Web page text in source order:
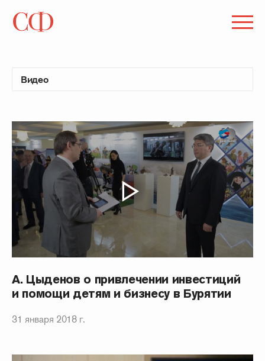
А. Цыденов о привлечении инвестиций
и помощи детям и бизнесу в Бурятии
31 января 2018 г.